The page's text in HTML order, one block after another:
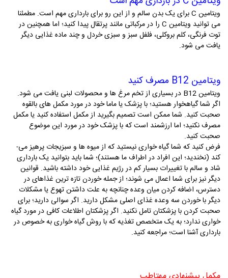
ویتامین C برای یک بدن سالم و از این رو برای بارداری مهم است. مطمئنا
می ­توانید ویتامین C را در مرکباتی مانند پرتقال پیدا کنید؛ اما همچنین در
توت فرنگی، کلم بروکلی، فلفل سبز و سبزی خردل و چند ماده­ غذایی دیگر
یافت می­ شود.
ویتامین B12 مصرف کنید
ویتامین B12 در بسیاری از تخم ­مرغ­ ها و محصولات لبنی یافت می­ شود.
اگر شما گیاهخوار هستید؛ با پزشک یا ماما خود در مورد مکمل­ های بالقوه
صحبت کنید. شما ممکن است تصمیم بگیرید از مکمل استفاده کنید یا مکمل
مصرف نکنید؛ اما ارزشمند است که با پزشک خود در مورد این موضوع
صحبت کنید.
فرض کنید که شما گیاه خواری نیستید که از میوه­ ها و سبزیجات پرهیز می­
کند (نخندید؛ این افراد در اطراف ما هستند)؛ شما باید بتوانید یک بارداری
شاد و سالم با تغییرات بسیار کم در رژیم غذایی خود داشته باشید. قوانین
دیگر نیز برای شما اعمال می­ شوند؛ از جمله خوردن تازه ­ترین غذاهای در
دسترس، اضافه کردن میان‌ وعده چنانچه به علت داشتن تهوع یا مشکلات
دیگر با خوردن سه وعده غذای اصلی مشکل دارید. اگر سوالی دارید؛ برای
صحبت کردن با پزشکتان تامل نکنید. اگر پزشکتان اطلاعات کافی در مورد گیاه
خواری ندارد؛ به یک متخصص تغذیه که با روش گیاه خواری به خصوص در
بارداری آشنا است؛ مراجعه کنید.